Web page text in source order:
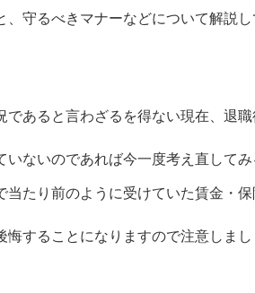
守るべきマナーなどについて解説し
あると言わざるを得ない現在、退
ないのであれば今一度考え直してみ
たり前のように受けていた賃金・
することになりますので注意しまし